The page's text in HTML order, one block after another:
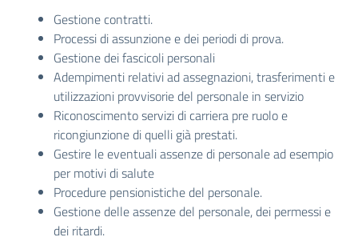
Gestione contratti.
Processi di assunzione e dei periodi di prova.
Gestione dei fascicoli personali
Adempimenti relativi ad assegnazioni, trasferimenti e
utilizzazioni provvisorie del personale in servizio
Riconoscimento servizi di carriera pre ruolo e
ricongiunzione di quelli già prestati.
Gestire le eventuali assenze di personale ad esempio
per motivi di salute
Procedure pensionistiche del personale.
Gestione delle assenze del personale, dei permessi e
dei ritardi.